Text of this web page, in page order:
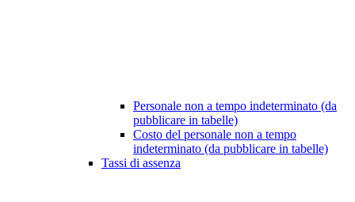
Personale non a tempo indeterminato (da
pubblicare in tabelle)
Costo del personale non a tempo
indeterminato (da pubblicare in tabelle)
Tassi di assenza